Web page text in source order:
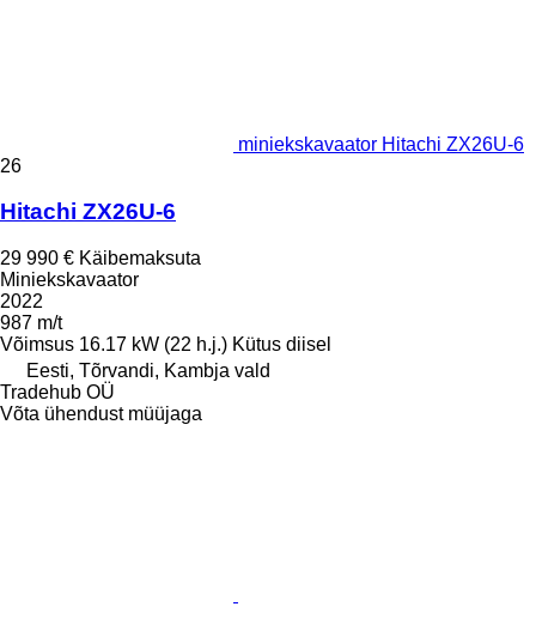
miniekskavaator Hitachi ZX26U-6
26
Hitachi ZX26U-6
29 990 € Käibemaksuta
Miniekskavaator
2022
987 m/t
Võimsus 16.17 kW (22 h.j.) Kütus diisel
Eesti, Tõrvandi, Kambja vald
Tradehub OÜ
Võta ühendust müüjaga